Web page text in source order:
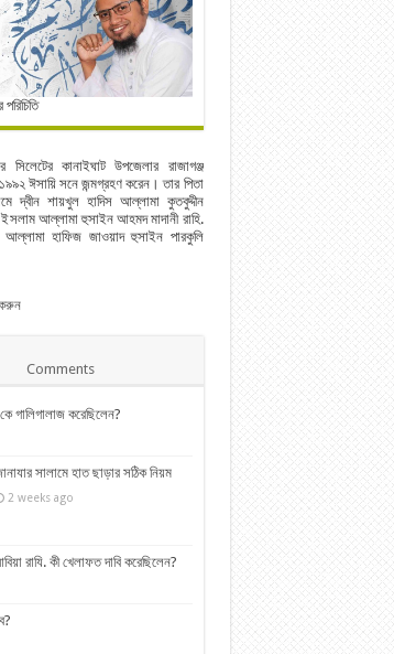
কানাইঘাট উপজেলার রাজাগঞ্জ
১৯৯২ ঈসায়ি সনে জন্মগ্রহণ করেন। তার পিতা
দ্বীন শায়খুল হাদিস আল্লামা কুতবুদ্দীন
আল্লামা হুসাইন আহমদ মাদানী রাহি.
হাফিজ জাওয়াদ হুসাইন পারকুলি
Comments
গালিগালাজ করেছিলেন?
সালামে হাত ছাড়ার সঠিক নিয়ম
2 weeks ago
রাযি. কী খেলাফত দাবি করেছিলেন?